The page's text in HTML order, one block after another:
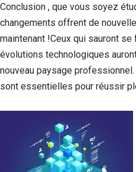
Conclusion , que vous soyez
changements offrent de
maintenant !Ceux qui sauront se
évolutions technologiques
nouveau paysage
sont essentielles pour réussir